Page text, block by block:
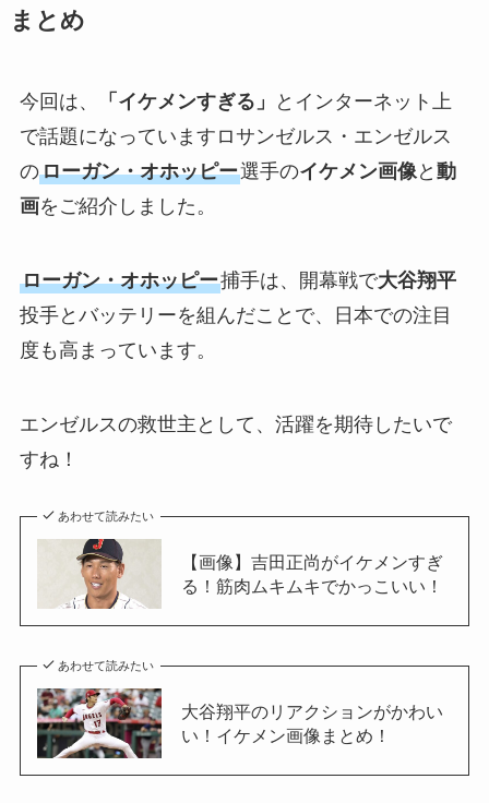
まとめ
今回は、 「イケメンすぎる」
とインターネット上
で話題になっていますロサンゼルス・エンゼルス
のローガン・オホッピー選手のイケメン画像と 動
画をご紹介しました。
ローガン・オホッピー捕手は、開幕戦で大谷翔平
投手とバッテリーを組んだことで、日本での注目
度も高まっています。
エンゼルスの救世主として、活躍を期待したいで
すね！
あわせて読みたい
【画像】吉田正尚がイケメンすぎ
る！筋肉ムキムキでかっこいい！
あわせて読みたい
大谷翔平のリアクションがかわい
い！イケメン画像まとめ！